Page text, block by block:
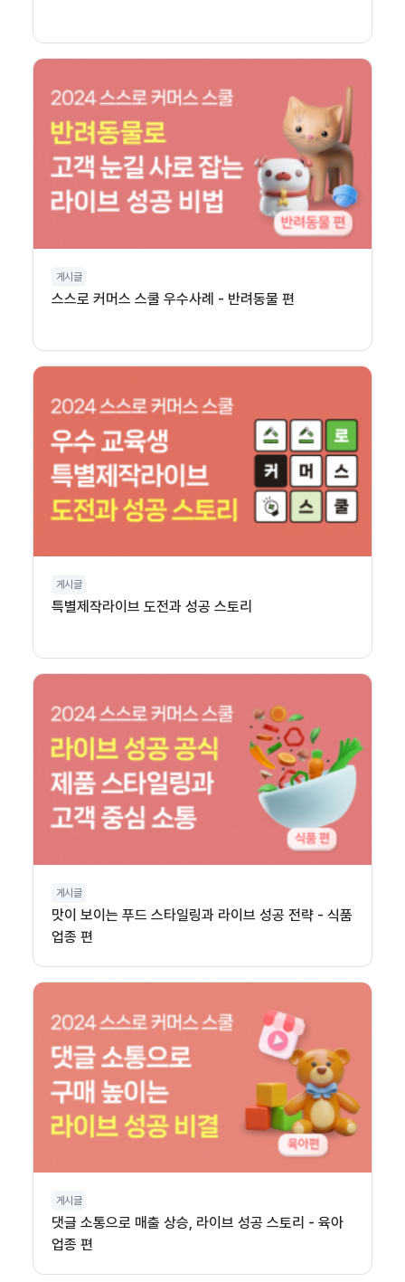
게시글
스스로 커머스 스쿨 우수사례 - 반려동물 편
게시글
특별제작라이브 도전과 성공 스토리
게시글
맛이 보이는 푸드 스타일링과 라이브 성공 전략 - 식품
업종 편
게시글
댓글 소통으로 매출 상승, 라이브 성공 스토리 - 육아
업종 편